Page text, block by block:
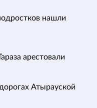
нашли
арестовали
Атырауской